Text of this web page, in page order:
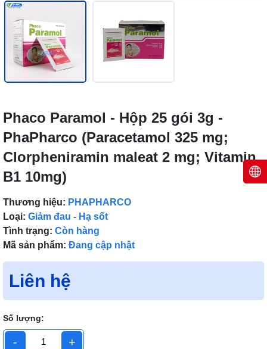
Phaco Paramol - Hộp 25 gói 3g -
PhaPharco (Paracetamol 325 mg;
Clorpheniramin maleat 2 mg; Vitamin
B1 10mg)
Thương hiệu: PHAPHARCO
Loại: Giảm đau - Hạ sốt
Tình trạng: Còn hàng
Mã sản phẩm: Đang cập nhật
Liên hệ
Số lượng:
- +